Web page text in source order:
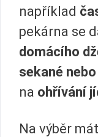
například
pekárna se
domácího
sekané
na ohřívání
Na výběr